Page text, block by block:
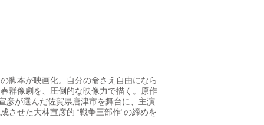
脚本が映画化。自分の命さえ自由になら
群像劇を、圧倒的な映像力で描く。原作
彦が選んだ佐賀県唐津市を舞台に、主演
させた大林宣彦的 “戦争三部作”の締めを